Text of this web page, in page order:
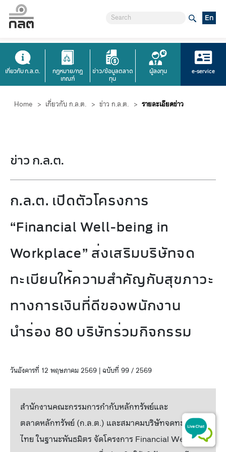
En
เกี่ยวกับ ก.ล.ต.
กฎหมาย/กฎ
เกณฑ์
ข่าว/ข้อมูลตลาด
ทุน
ผู้ลงทุน e-service
Home > เกี่ยวกับ ก.ล.ต. > ข่าว ก.ล.ต. > รายละเอียดข่าว
ข่าว ก.ล.ต.
ก.ล.ต. เปิดตัวโครงการ
“Financial Well-being in
Workplace” ส่งเสริมบริษัทจด
ทะเบียนให้ความสำคัญกับสุขภาวะ
ทางการเงินที่ดีของพนักงาน
นำร่อง 80 บริษัทร่วมกิจกรรม
วันอังคารที่ 12 พฤษภาคม 2569 | ฉบับที่ 99 / 2569
สำนักงานคณะกรรมการกำกับหลักทรัพย์และ
ตลาดหลักทรัพย์ (ก.ล.ต.) และสมาคมบริษัทจดทะเบียน
ไทย ในฐานะพันธมิตร จัดโครงการ Financial Well-